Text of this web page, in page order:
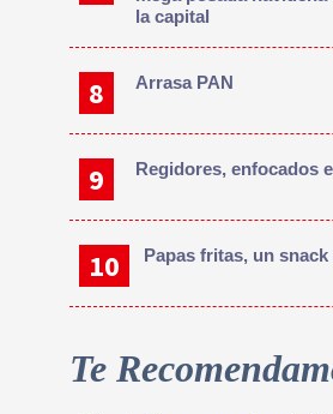
la capital
Arrasa PAN
Regidores, enfocados
Papas fritas, un
Te